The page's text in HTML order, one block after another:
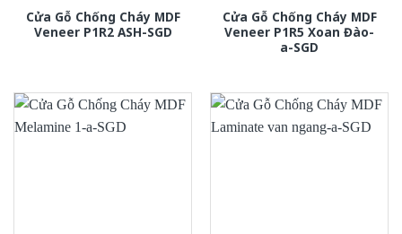
Cửa Gỗ Chống Cháy MDF
Veneer P1R2 ASH-SGD
Cửa Gỗ Chống Cháy MDF
Veneer P1R5 Xoan Đào-
a-SGD